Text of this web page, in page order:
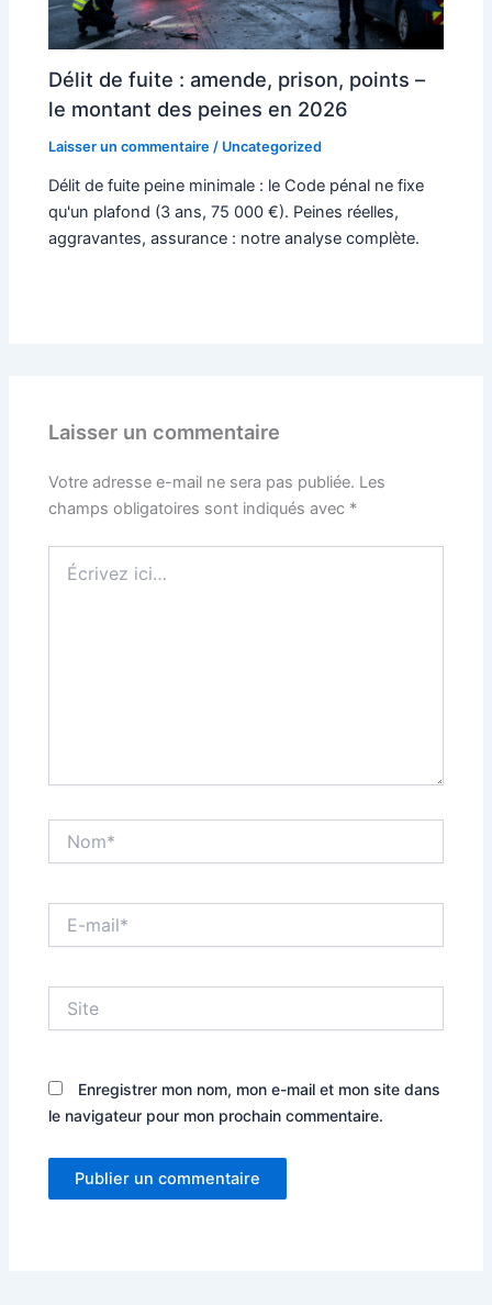
Délit de fuite : amende, prison, points –
le montant des peines en 2026
Laisser un commentaire / Uncategorized
Délit de fuite peine minimale : le Code pénal ne fixe
qu'un plafond (3 ans, 75 000 €). Peines réelles,
aggravantes, assurance : notre analyse complète.
Laisser un commentaire
Votre adresse e-mail ne sera pas publiée. Les
champs obligatoires sont indiqués avec *
ici…
mail*
Enregistrer mon nom, mon e-mail et mon site dans
le navigateur pour mon prochain commentaire.